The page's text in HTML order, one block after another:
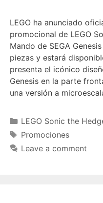
LEGO ha anunciado
promocional de LEGO
Mando de SEGA
piezas y estará
presenta el icónico
Genesis en la parte
una versión a
Categories
LEGO Sonic the
Tags
Promociones
Leave a comment